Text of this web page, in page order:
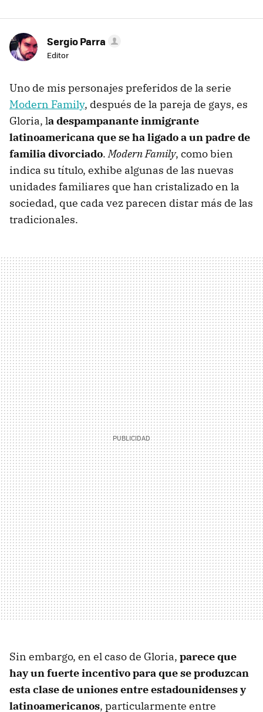
Sergio Parra
Editor
Uno de mis personajes preferidos de la serie
Modern Family, después de la pareja de gays, es
Gloria, la despampanante inmigrante
latinoamericana que se ha ligado a un padre de
familia divorciado.Modern Family, como bien
indica su título, exhibe algunas de las nuevas
unidades familiares que han cristalizado en la
sociedad, que cada vez parecen distar más de las
tradicionales.
Sin embargo, en el caso de Gloria, parece que
hay un fuerte incentivo para que se produzcan
esta clase de uniones entre estadounidenses y
latinoamericanos, particularmente entre